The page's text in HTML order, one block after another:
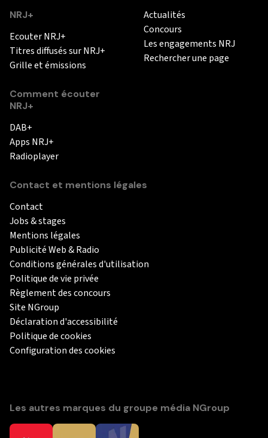
NRJ+
Ecouter NRJ+
Titres diffusés sur NRJ+
Grille et émissions
Comment écouter
NRJ+
DAB+
Apps NRJ+
Radioplayer
Actualités
Concours
Les engagements NRJ
Rechercher une page
Contact et mentions légales
Contact
Jobs & stages
Mentions légales
Publicité Web & Radio
Conditions générales d'utilisation
Politique de vie privée
Règlement des concours
Site NGroup
Déclaration d'accessibilité
Politique de cookies
Configuration des cookies
Les autres marques du groupe média NGroup